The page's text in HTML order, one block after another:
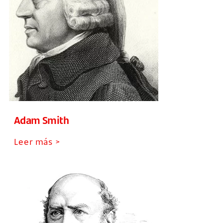
Adam Smith
Leer más >